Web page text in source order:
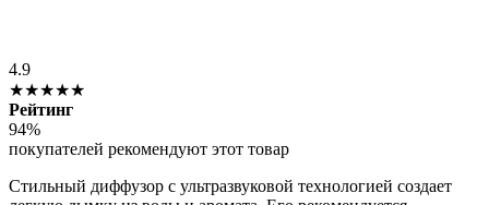
4.9
★★★★★
Рейтинг
94%
покупателей рекомендуют этот товар
Стильный диффузор с ультразвуковой технологией создает